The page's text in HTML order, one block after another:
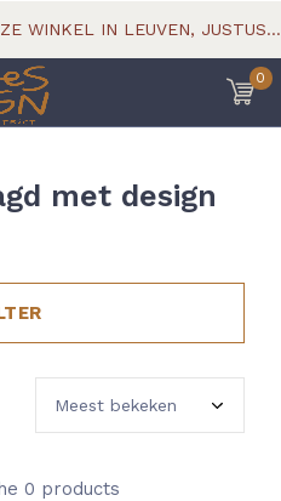
0
IN LEUVEN, JUSTUS LIPSIUSSTRAAT 18
met design
0 products